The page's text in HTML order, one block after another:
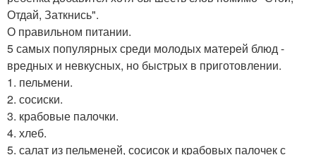
Отдай, Заткнись".
О правильном питании.
5 самых популярных среди молодых матерей блюд -
вредных и невкусных, но быстрых в приготовлении.
1. пельмени.
2. сосиски.
3. крабовые палочки.
4. хлеб.
5. салат из пельменей, сосисок и крабовых палочек с